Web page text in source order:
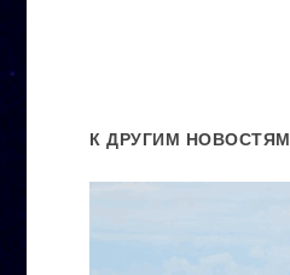
К ДРУГИМ НОВОСТЯМ